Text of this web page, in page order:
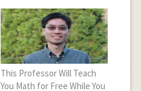
This Professor Will Teach
You Math for Free While You